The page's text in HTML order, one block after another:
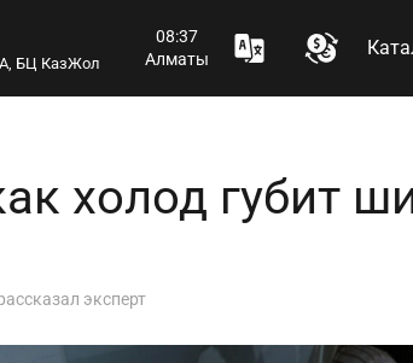
БЦ КазЖол
08:37
Алматы
холод губит
эксперт